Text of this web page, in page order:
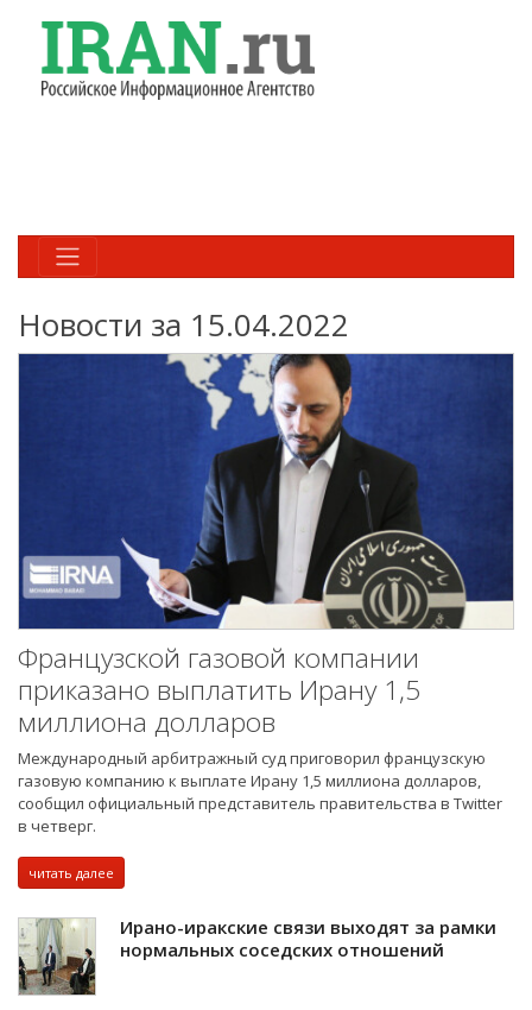
Новости за 15.04.2022
Французской газовой компании
приказано выплатить Ирану 1,5
миллиона долларов
Международный арбитражный суд приговорил французскую
газовую компанию к выплате Ирану 1,5 миллиона долларов,
сообщил официальный представитель правительства в Twitter
в четверг.
читать далее
Ирано-иракские связи выходят за рамки
нормальных соседских отношений